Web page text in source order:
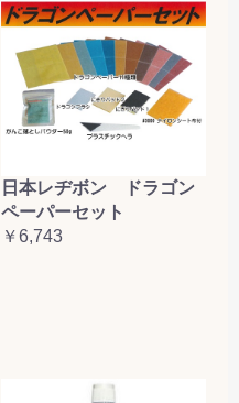
日本レヂボン ドラゴン
ペーパーセット
￥6,743